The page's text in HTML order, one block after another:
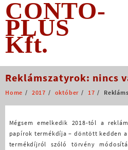
Skip
content
CONTO-
PLUS
Kft.
Reklámszatyrok: nincs
Home 2017 október 17
Mégsem emelkedik 2018-tól a
papírok termékdíja – döntött kedden
termékdíjról szóló törvény